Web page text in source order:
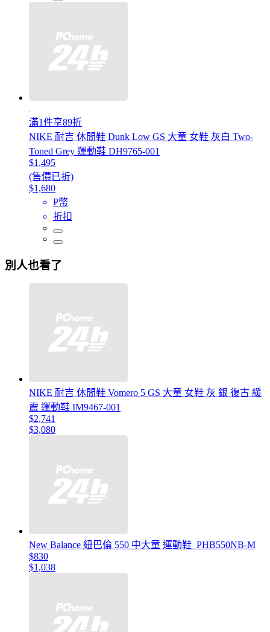
滿1件享89折
NIKE 耐吉 休閒鞋 Dunk Low GS 大童 女鞋 灰白 Two-
Toned Grey 運動鞋 DH9765-001
$1,495
(售價已折)
$1,680
P幣
折扣
別人也看了
NIKE 耐吉 休閒鞋 Vomero 5 GS 大童 女鞋 灰 銀 復古 緩
震 運動鞋 IM9467-001
$2,741
$3,080
New Balance 紐巴倫 550 中大童 運動鞋_PHB550NB-M
$830
$1,038